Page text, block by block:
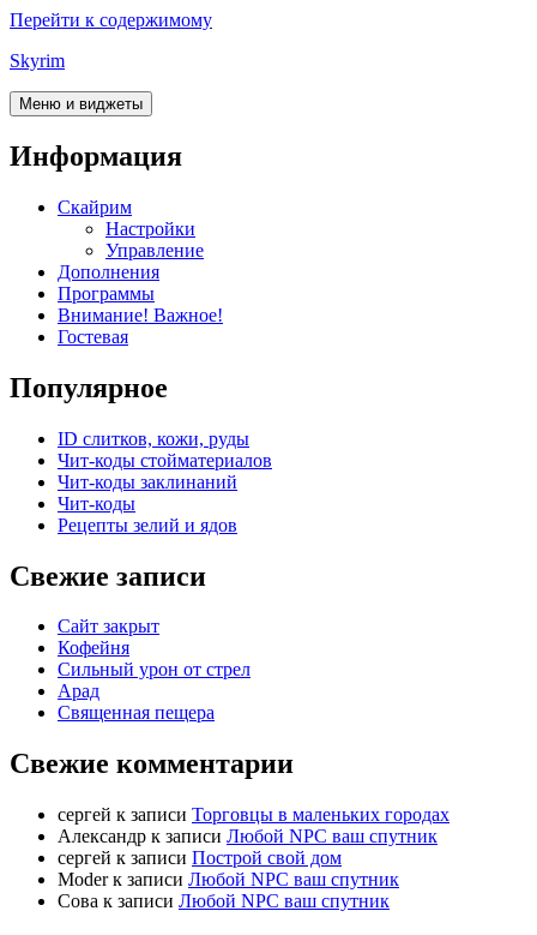
Перейти к содержимому
Skyrim
Меню и виджеты
Информация
Скайрим
Настройки
Управление
Дополнения
Программы
Внимание! Важное!
Гостевая
Популярное
ID слитков, кожи, руды
Чит-коды стойматериалов
Чит-коды заклинаний
Чит-коды
Рецепты зелий и ядов
Свежие записи
Сайт закрыт
Кофейня
Cильный урон от стрел
Арад
Священная пещера
Свежие комментарии
cергей к записи Торговцы в маленьких городах
Александр к записи Любой NPC ваш спутник
cергей к записи Построй свой дом
Moderк записи Любой NPC ваш спутник
Сова к записи Любой NPC ваш спутник